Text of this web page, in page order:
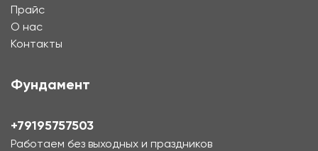
Прайс
О нас
Контакты
Фундамент
+79195757503
Работаем без выходных и праздников